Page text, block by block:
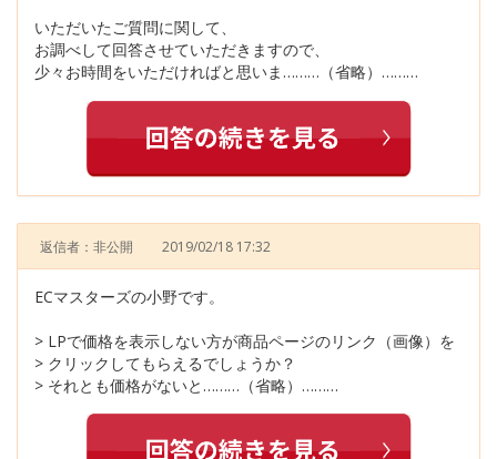
いただいたご質問に関して、
お調べして回答させていただきますので、
少々お時間をいただければと思いま………（省略）………
返信者：非公開 2019/02/18 17:32
ECマスターズの小野です。
> LPで価格を表示しない方が商品ページのリンク（画像）を
> クリックしてもらえるでしょうか？
> それとも価格がないと………（省略）………